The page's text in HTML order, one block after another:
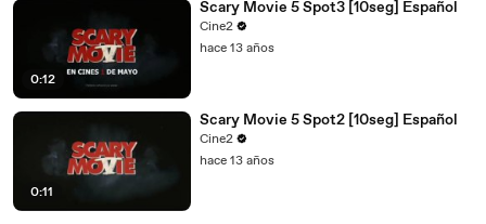
0:12
Scary Movie 5 Spot3 [10seg] Español
Cine2
hace 13 años
0:11
Scary Movie 5 Spot2 [10seg] Español
Cine2
hace 13 años